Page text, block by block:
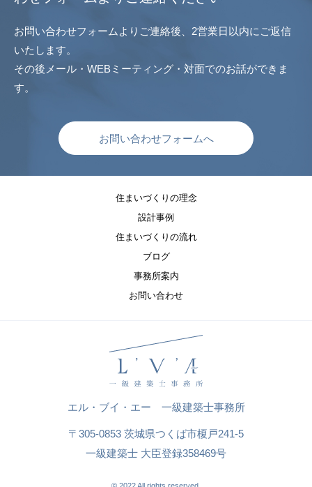
お問い合わせフォームよりご連絡後、2営業日以内にご返信
いたします。
その後メール・WEBミーティング・対面でのお話ができま
す。
お問い合わせフォームへ
住まいづくりの理念
設計事例
住まいづくりの流れ
ブログ
事務所案内
お問い合わせ
エル・ブイ・エー 一級建築士事務所
〒305-0853 茨城県つくば市榎戸241-5
一級建築士 大臣登録358469号